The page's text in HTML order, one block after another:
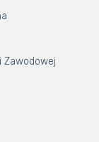
Zawodowej